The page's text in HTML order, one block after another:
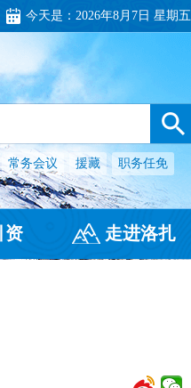
今天是： 2026年8月7日 星期五
常务会议 援藏 职务任免
资 走进洛扎